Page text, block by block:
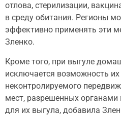
отлова, стерилизации,
в среду обитания. Регионы
эффективно применять эти
Зленко.
Кроме того, при выгуле
исключается возможность их
неконтролируемого
мест, разрешенных органами
для их выгула, добавила